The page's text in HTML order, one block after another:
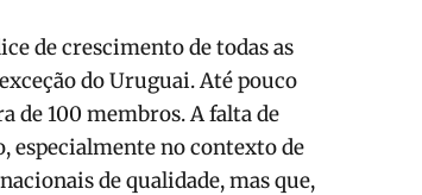
de crescimento de todas as
do Uru­guai. Até pouco
de 100 membros. A falta de
espe­cialmente no contexto de
de qualidade, mas que,